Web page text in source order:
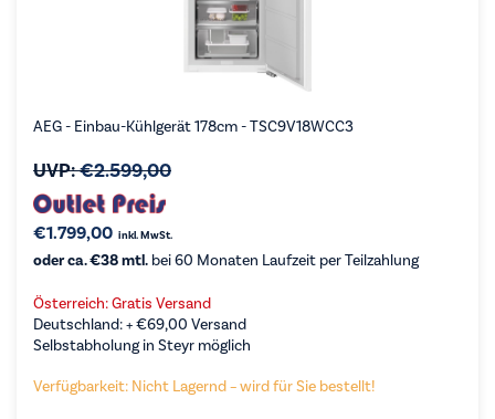
AEG - Einbau-Kühlgerät 178cm - TSC9V18WCC3
UVP:€2.599,00
€1.799,00 inkl. MwSt.
oder ca. €38 mtl. bei 60 Monaten Laufzeit per Teilzahlung
Österreich: Gratis Versand
Deutschland: +€69,00 Versand
Selbstabholung in Steyr möglich
Verfügbarkeit: Nicht Lagernd – wird für Sie bestellt!